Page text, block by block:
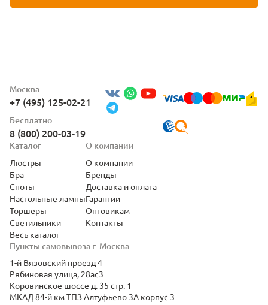
Москва
+7 (495) 125-02-21
Бесплатно
8 (800) 200-03-19
Пункты самовывоза г. Москва
1-й Вязовский проезд 4
Рябиновая улица, 28ас3
Коровинское шоссе д. 35 стр. 1
МКАД 84-й км ТПЗ Алтуфьево 3А корпус 3
Каталог
Люстры
Бра
Споты
Настольные лампы
Торшеры
Светильники
Весь каталог
О компании
О компании
Бренды
Доставка и оплата
Гарантии
Оптовикам
Контакты